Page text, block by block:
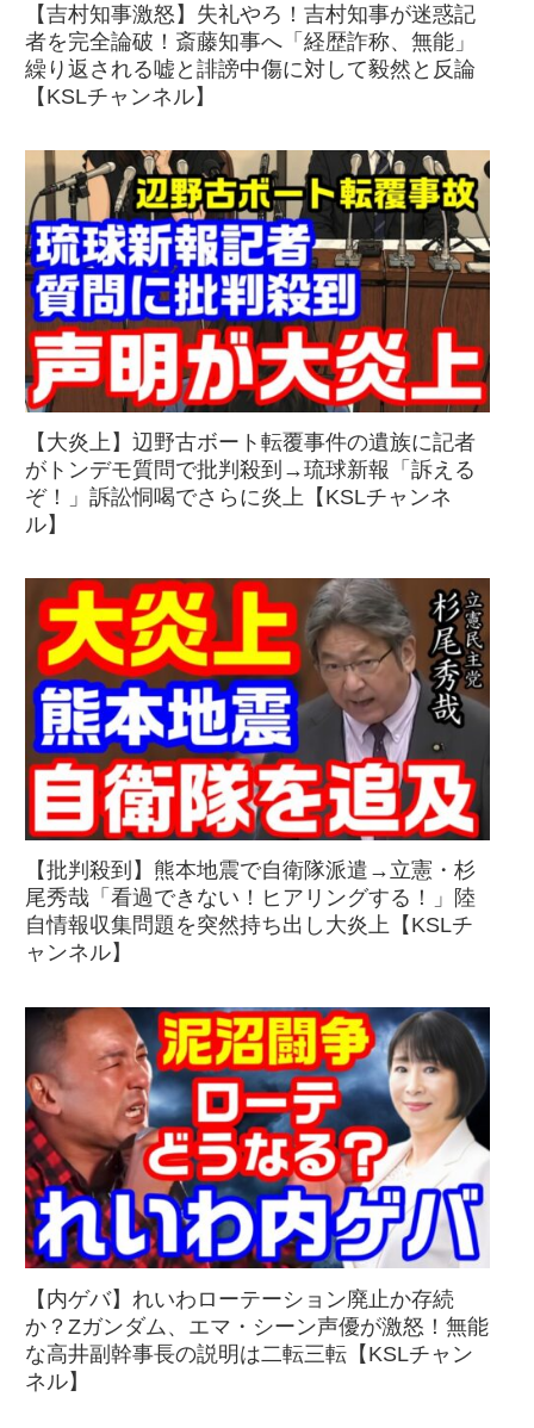
【吉村知事激怒】失礼やろ！吉村知事が迷惑記
者を完全論破！斎藤知事へ「経歴詐称、無能」
繰り返される嘘と誹謗中傷に対して毅然と反論
【KSLチャンネル】
【大炎上】辺野古ボート転覆事件の遺族に記者
がトンデモ質問で批判殺到→琉球新報「訴える
ぞ！」訴訟恫喝でさらに炎上【KSLチャンネ
ル】
【批判殺到】熊本地震で自衛隊派遣→立憲・杉
尾秀哉「看過できない！ヒアリングする！」陸
自情報収集問題を突然持ち出し大炎上【KSLチ
ャンネル】
【内ゲバ】れいわローテーション廃止か存続
か？Zガンダム、エマ・シーン声優が激怒！無能
な高井副幹事長の説明は二転三転【KSLチャン
ネル】